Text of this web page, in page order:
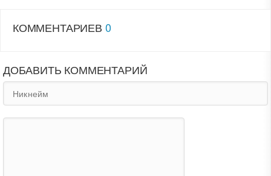
КОММЕНТАРИЕВ 0
ДОБАВИТЬ КОММЕНТАРИЙ